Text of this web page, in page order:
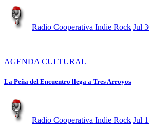
Radio Cooperativa Indie Rock Jul
AGENDA CULTURAL
La Peña del Encuentro llega a Tres Arroyos
Radio Cooperativa Indie Rock Jul